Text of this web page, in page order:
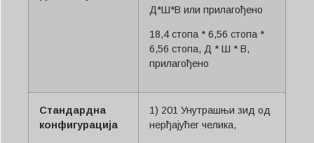
Д*Ш*В или прилагођено
18,4 стопа * 6,56 стопа *
6,56 стопа, Д * Ш * В,
прилагођено
Стандардна
конфигурација
1) 201 Унутрашњи зид од
нерђајућег челика,